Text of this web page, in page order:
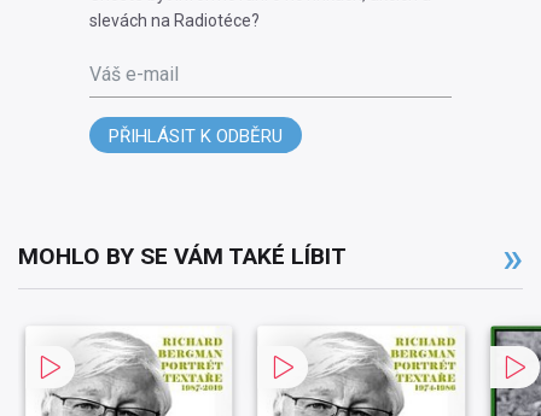
slevách na Radiotéce?
Váš e-mail
PŘIHLÁSIT K ODBĚRU
MOHLO BY SE VÁM TAKÉ LÍBIT